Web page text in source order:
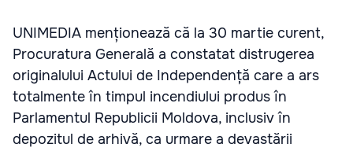
UNIMEDIA menționează că la 30 martie curent,
Procuratura Generală a constatat distrugerea
originalului Actului de Independență care a ars
totalmente în timpul incendiului produs în
Parlamentul Republicii Moldova, inclusiv în
depozitul de arhivă, ca urmare a devastării